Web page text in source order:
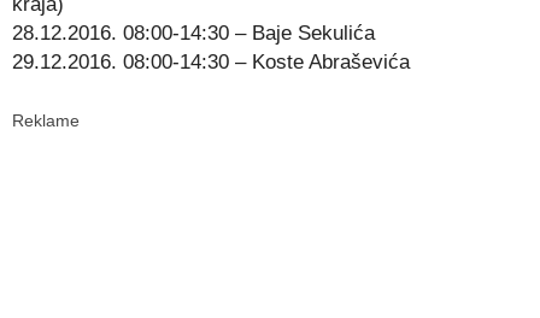
28.12.2016. 08:00-14:30 – Baje Sekulića
29.12.2016. 08:00-14:30 – Koste Abraševića
Reklame